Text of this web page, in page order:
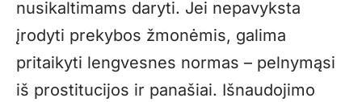
nusikaltimams daryti. Jei nepavyksta
įrodyti prekybos žmonėmis, galima
pritaikyti lengvesnes normas – pelnymąsi
iš prostitucijos ir panašiai. Išnaudojimo